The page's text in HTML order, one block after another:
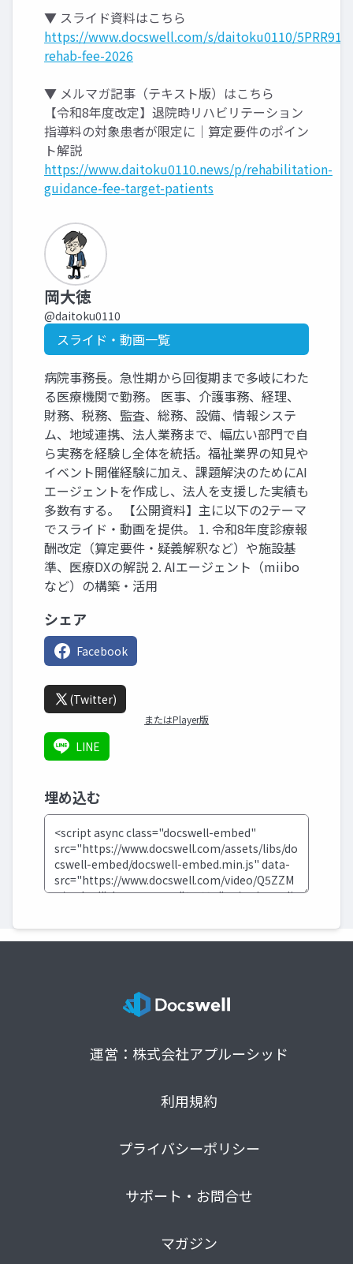
▼ スライド資料はこちら
https://www.docswell.com/s/daitoku0110/5PRR91-
rehab-fee-2026
▼ メルマガ記事（テキスト版）はこちら
【令和8年度改定】退院時リハビリテーション
指導料の対象患者が限定に｜算定要件のポイン
ト解説
https://www.daitoku0110.news/p/rehabilitation-
guidance-fee-target-patients
岡大徳
@daitoku0110
スライド・動画一覧
病院事務長。急性期から回復期まで多岐にわた
る医療機関で勤務。 医事、介護事務、経理、
財務、税務、監査、総務、設備、情報システ
ム、地域連携、法人業務まで、幅広い部門で自
ら実務を経験し全体を統括。福祉業界の知見や
イベント開催経験に加え、課題解決のためにAI
エージェントを作成し、法人を支援した実績も
多数有する。 【公開資料】主に以下の2テーマ
でスライド・動画を提供。 1. 令和8年度診療報
酬改定（算定要件・疑義解釈など）や施設基
準、医療DXの解説 2. AIエージェント（miibo
など）の構築・活用
シェア
Facebook
(Twitter)
またはPlayer版
LINE
埋め込む
運営：株式会社アプルーシッド
利用規約
プライバシーポリシー
サポート・お問合せ
マガジン